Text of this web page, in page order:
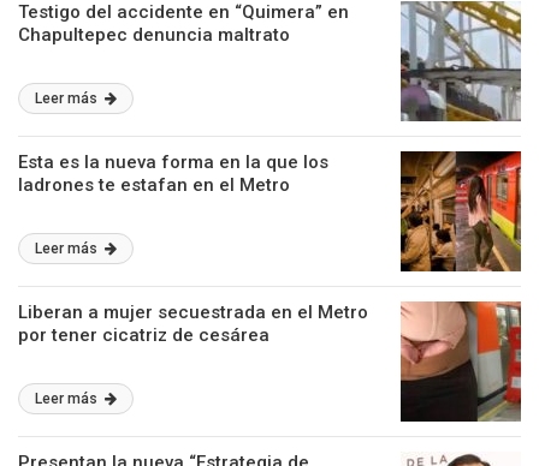
Testigo del accidente en “Quimera” en
Chapultepec denuncia maltrato
Leer más
Esta es la nueva forma en la que los
ladrones te estafan en el Metro
Leer más
Liberan a mujer secuestrada en el Metro
por tener cicatriz de cesárea
Leer más